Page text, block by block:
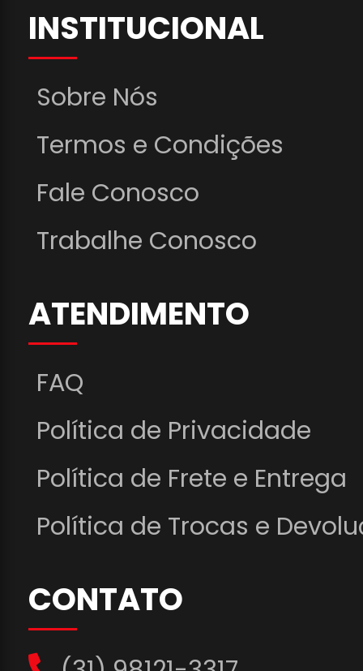
INSTITUCIONAL
Sobre Nós
Termos e Condições
Fale Conosco
Trabalhe Conosco
ATENDIMENTO
FAQ
Política de Privacidade
Política de Frete e Entrega
Política de Trocas e
CONTATO